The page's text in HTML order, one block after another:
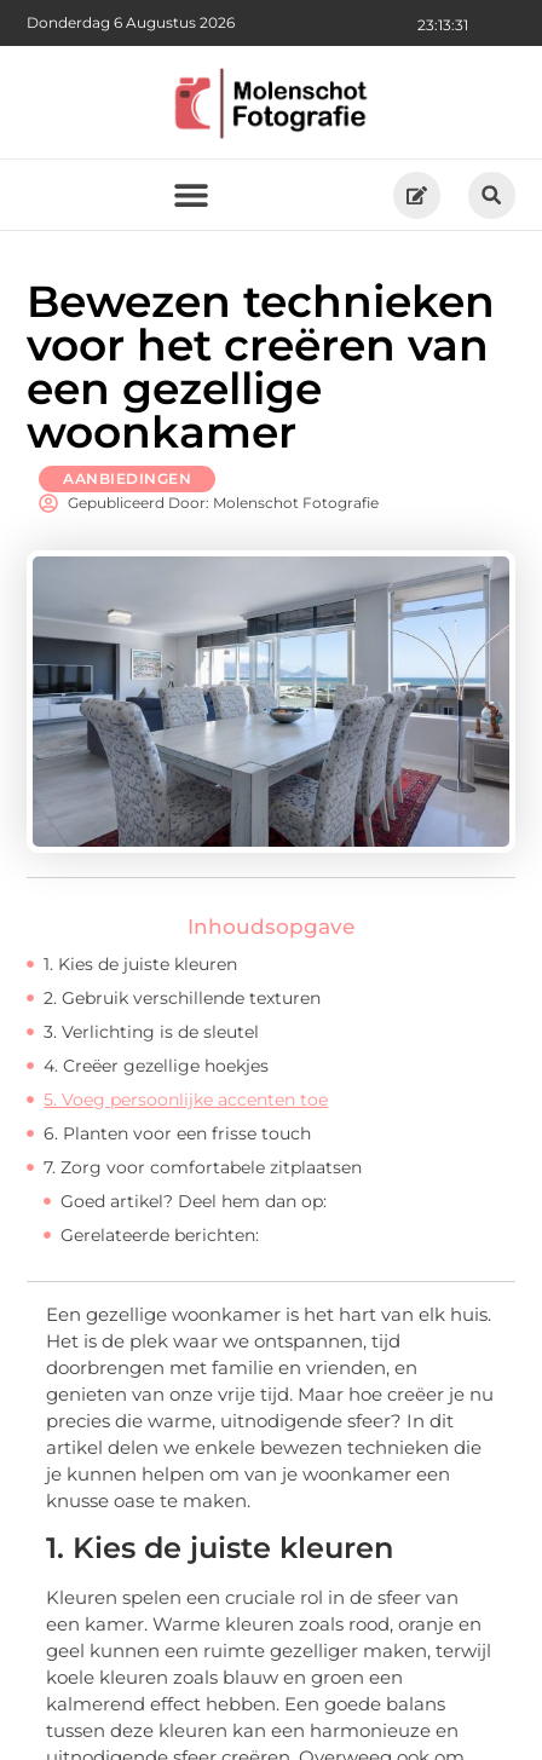
23:13:32
Donderdag 6 Augustus 2026
Bewezen technieken
voor het creëren van
een gezellige
woonkamer
AANBIEDINGEN
Gepubliceerd Door: Molenschot Fotografie
Inhoudsopgave
1. Kies de juiste kleuren
2. Gebruik verschillende texturen
3. Verlichting is de sleutel
4. Creëer gezellige hoekjes
5. Voeg persoonlijke accenten toe
6. Planten voor een frisse touch
7. Zorg voor comfortabele zitplaatsen
Goed artikel? Deel hem dan op:
Gerelateerde berichten:
Een gezellige woonkamer is het hart van elk huis.
Het is de plek waar we ontspannen, tijd
doorbrengen met familie en vrienden, en
genieten van onze vrije tijd. Maar hoe creëer je nu
precies die warme, uitnodigende sfeer? In dit
artikel delen we enkele bewezen technieken die
je kunnen helpen om van je woonkamer een
knusse oase te maken.
1. Kies de juiste kleuren
Kleuren spelen een cruciale rol in de sfeer van
een kamer. Warme kleuren zoals rood, oranje en
geel kunnen een ruimte gezelliger maken, terwijl
koele kleuren zoals blauw en groen een
kalmerend effect hebben. Een goede balans
tussen deze kleuren kan een harmonieuze en